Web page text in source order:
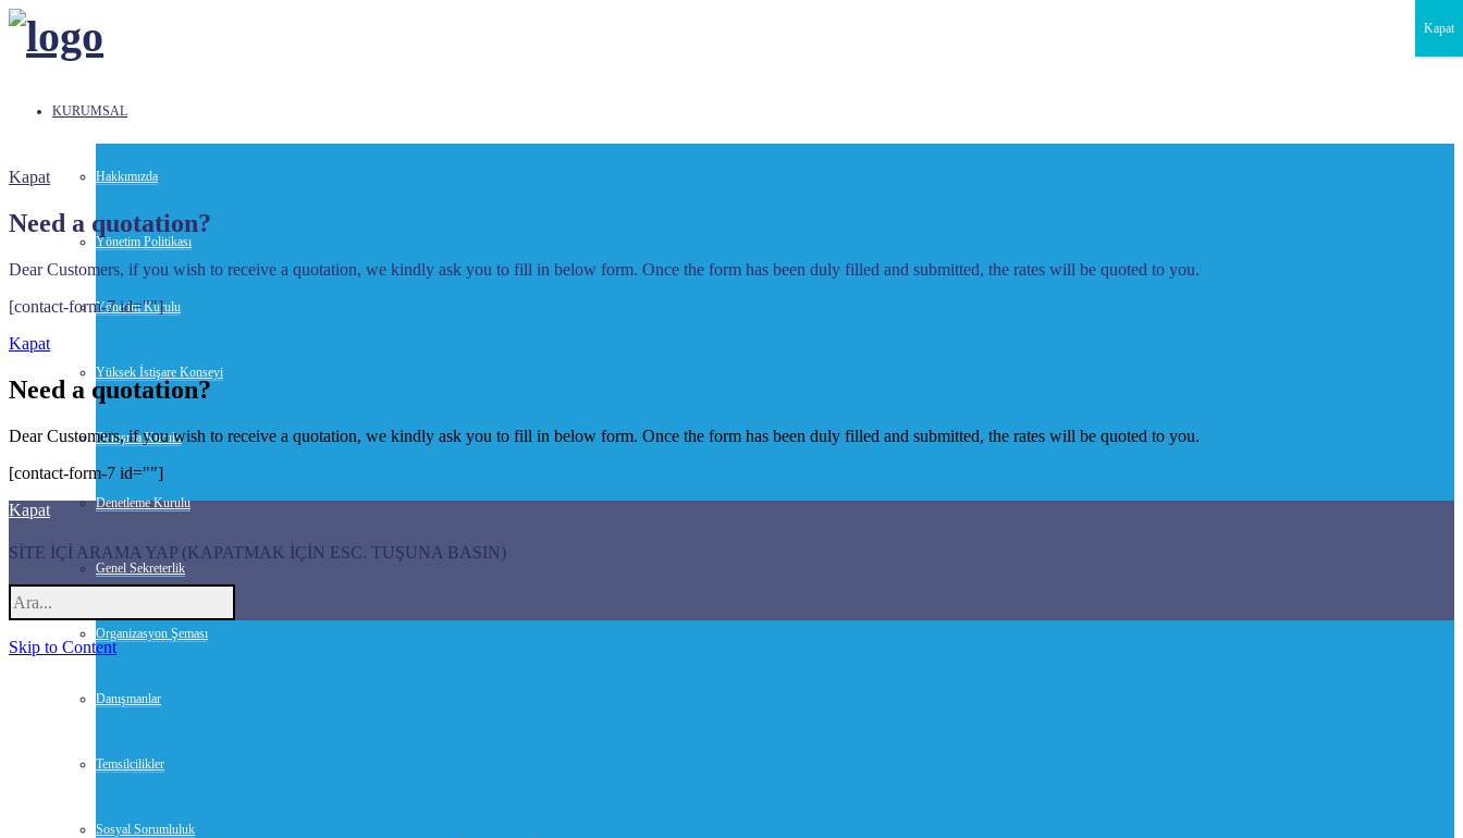
KURUMSAL
Hakkımızda
Yönetim Politikası
Yönetim Kurulu
Yüksek İstişare Konseyi
Danışma Kurulu
Denetleme Kurulu
Genel Sekreterlik
Organizasyon Şeması
Danışmanlar
Temsilcilikler
Sosyal Sorumluluk
Kapat
Need a quotation?
Dear Customers, if you wish to receive a quotation, we kindly ask you to fill in below form. Once the form has been duly filled and submitted, the rates will be quoted to you.
[contact-form-7 id=""]
Kapat
Need a quotation?
Dear Customers, if you wish to receive a quotation, we kindly ask you to fill in below form. Once the form has been duly filled and submitted, the rates will be quoted to you.
[contact-form-7 id=""]
Kapat
SİTE İÇİ ARAMA YAP (KAPATMAK İÇİN ESC. TUŞUNA BASIN)
Skip to Content
Kapat